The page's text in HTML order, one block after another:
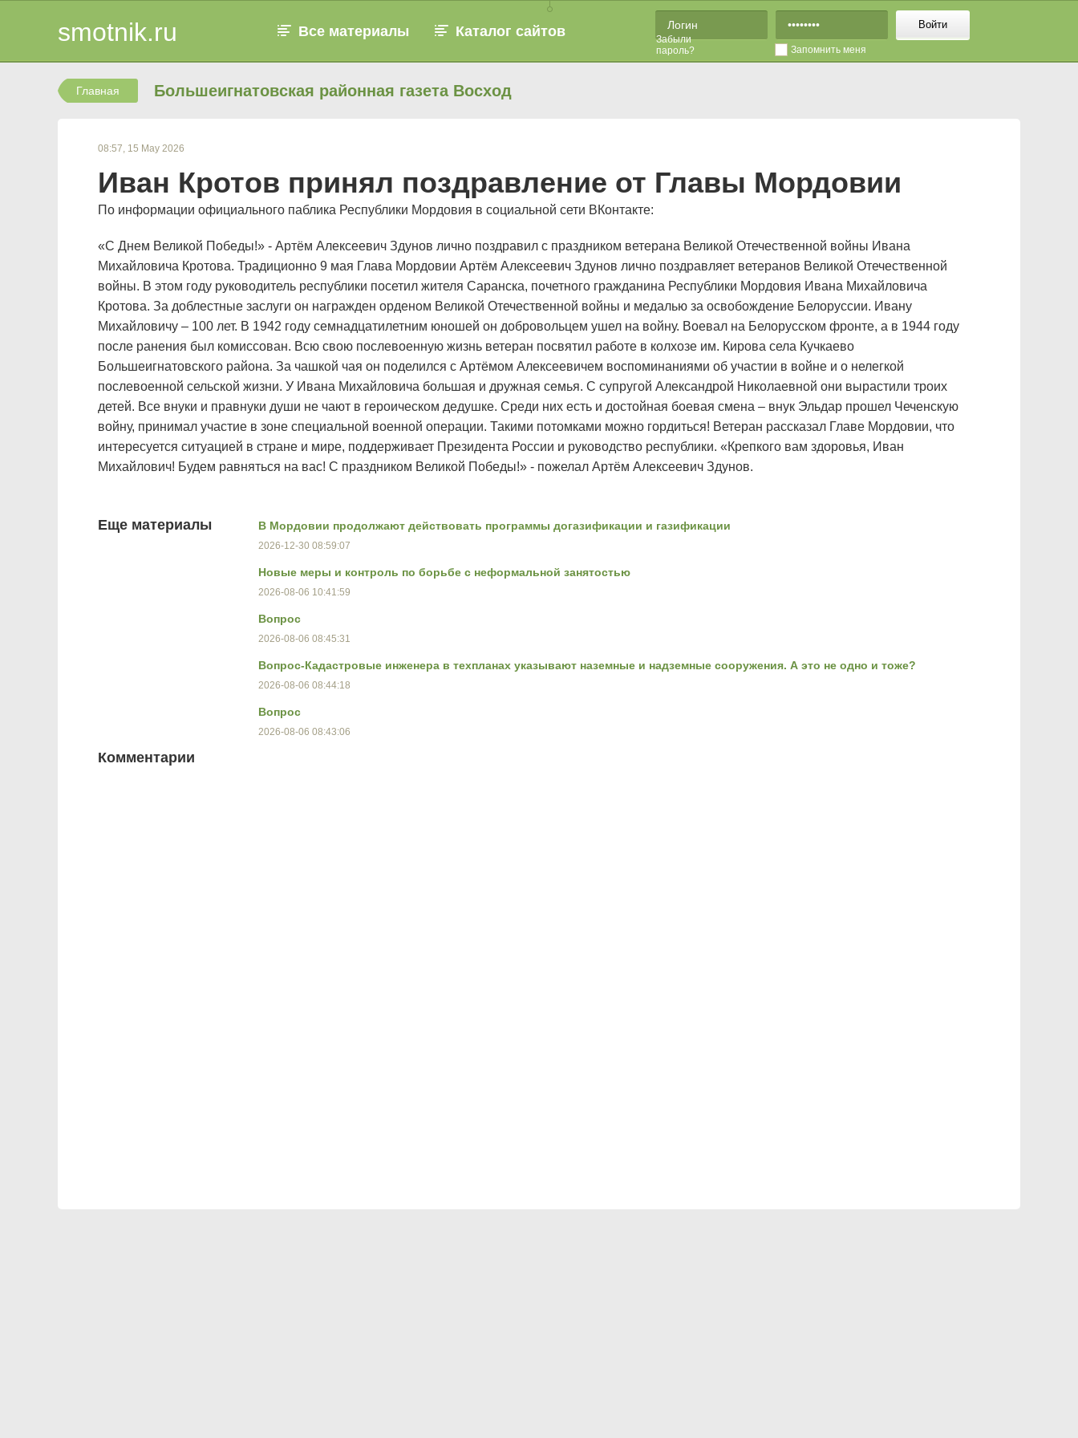
smotnik.ru Все материалы Каталог сайтов Войти
Забыли
пароль?
Запомнить меня
Главная Большеигнатовская районная газета Восход
08:57, 15 May 2026
Иван Кротов принял поздравление от Главы Мордовии
По информации официального паблика Республики Мордовия в социальной сети ВКонтакте:
«С Днем Великой Победы!» - Артём Алексеевич Здунов лично поздравил с праздником ветерана Великой Отечественной войны Ивана
Михайловича Кротова. Традиционно 9 мая Глава Мордовии Артём Алексеевич Здунов лично поздравляет ветеранов Великой Отечественной
войны. В этом году руководитель республики посетил жителя Саранска, почетного гражданина Республики Мордовия Ивана Михайловича
Кротова. За доблестные заслуги он награжден орденом Великой Отечественной войны и медалью за освобождение Белоруссии. Ивану
Михайловичу – 100 лет. В 1942 году семнадцатилетним юношей он добровольцем ушел на войну. Воевал на Белорусском фронте, а в 1944 году
после ранения был комиссован. Всю свою послевоенную жизнь ветеран посвятил работе в колхозе им. Кирова села Кучкаево
Большеигнатовского района. За чашкой чая он поделился с Артёмом Алексеевичем воспоминаниями об участии в войне и о нелегкой
послевоенной сельской жизни. У Ивана Михайловича большая и дружная семья. С супругой Александрой Николаевной они вырастили троих
детей. Все внуки и правнуки души не чают в героическом дедушке. Среди них есть и достойная боевая смена – внук Эльдар прошел Чеченскую
войну, принимал участие в зоне специальной военной операции. Такими потомками можно гордиться! Ветеран рассказал Главе Мордовии, что
интересуется ситуацией в стране и мире, поддерживает Президента России и руководство республики. «Крепкого вам здоровья, Иван
Михайлович! Будем равняться на вас! С праздником Великой Победы!» - пожелал Артём Алексеевич Здунов.
Еще материалы В Мордовии продолжают действовать программы догазификации и газификации
2026-12-30 08:59:07
Новые меры и контроль по борьбе с неформальной занятостью
2026-08-06 10:41:59
Вопрос
2026-08-06 08:45:31
Вопрос-Кадастровые инженера в техпланах указывают наземные и надземные сооружения. А это не одно и тоже?
2026-08-06 08:44:18
Вопрос
2026-08-06 08:43:06
Комментарии